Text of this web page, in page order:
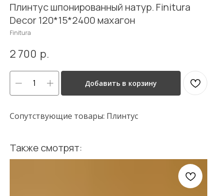
Плинтус шпонированный натур. Finitura
Decor 120*15*2400 махагон
Finitura
2 700 р.
Добавить в корзину
Сопутствующие товары: Плинтус
Также смотрят: